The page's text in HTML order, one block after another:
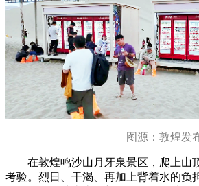
图源：敦煌发
在敦煌鸣沙山月牙泉景区，爬上山
考验。烈日、干渴、再加上背着水的负